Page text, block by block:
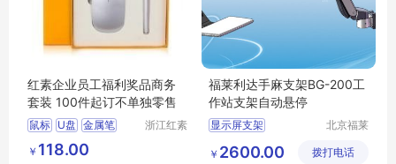
红素企业员工福利奖品商务
套装 100件起订不单独零售
鼠标 U盘 金属笔
浙江红素
￥ 118.00
福莱利达手麻支架BG-200工
作站支架自动悬停
显示屏支架
键盘支架 支架
北京福莱
有限公司
￥ 2600.00 拨打电话